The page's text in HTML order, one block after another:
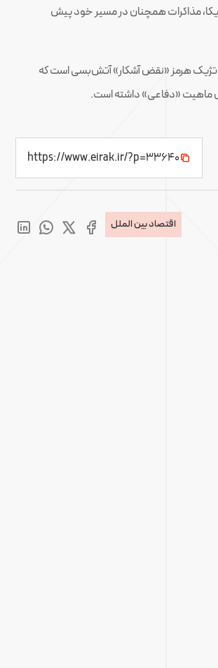
مذاکرات همچنان در مسیر خود پیش
هرمز «نقض آشکار» آتش‌بسی است که
ماهیت «دفاعی» داشته است.
https://www.eirak.ir/?p=33640
اقتصاد بین الملل